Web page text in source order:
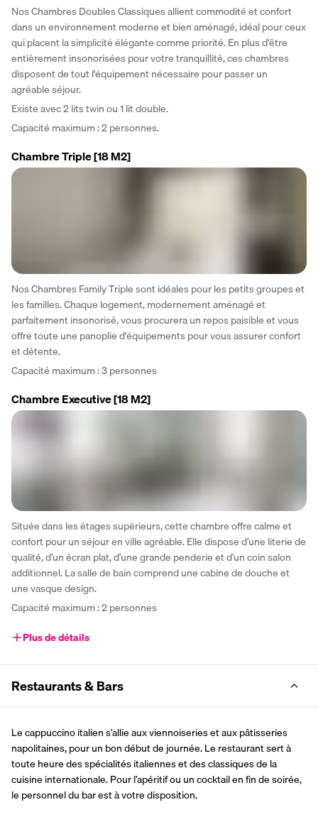
Nos Chambres Doubles Classiques allient commodité et confort
dans un environnement moderne et bien aménagé, idéal pour ceux
qui placent la simplicité élégante comme priorité. En plus d'être
entièrement insonorisées pour votre tranquillité, ces chambres
disposent de tout l'équipement nécessaire pour passer un
agréable séjour.
Existe avec 2 lits twin ou 1 lit double.
Capacité maximum : 2 personnes.
Chambre Triple[18 M2]
Nos Chambres Family Triple sont idéales pour les petits groupes et
les familles. Chaque logement, modernement aménagé et
parfaitement insonorisé, vous procurera un repos paisible et vous
offre toute une panoplie d'équipements pour vous assurer confort
et détente.
Capacité maximum : 3 personnes
Chambre Executive[18 M2]
Située dans les étages supérieurs, cette chambre offre calme et
confort pour un séjour en ville agréable. Elle dispose d’une literie de
qualité, d’un écran plat, d’une grande penderie et d’un coin salon
additionnel. La salle de bain comprend une cabine de douche et
une vasque design.
Capacité maximum : 2 personnes
Plus de détails
Restaurants & Bars
Le cappuccino italien s’allie aux viennoiseries et aux pâtisseries
napolitaines, pour un bon début de journée. Le restaurant sert à
toute heure des spécialités italiennes et des classiques de la
cuisine internationale. Pour l’apéritif ou un cocktail en fin de soirée,
le personnel du bar est à votre disposition.